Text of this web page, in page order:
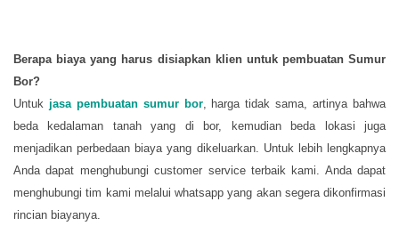
Berapa biaya yang harus disiapkan klien untuk pembuatan Sumur
Bor?
Untuk jasa pembuatan sumur bor, harga tidak sama, artinya bahwa
beda kedalaman tanah yang di bor, kemudian beda lokasi juga
menjadikan perbedaan biaya yang dikeluarkan. Untuk lebih lengkapnya
Anda dapat menghubungi customer service terbaik kami. Anda dapat
menghubungi tim kami melalui whatsapp yang akan segera dikonfirmasi
rincian biayanya.